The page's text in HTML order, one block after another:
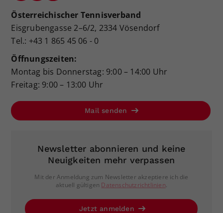
Österreichischer Tennisverband
Eisgrubengasse 2–6/2, 2334 Vösendorf
Tel.: +43 1 865 45 06 - 0
Öffnungszeiten:
Montag bis Donnerstag: 9:00 – 14:00 Uhr
Freitag: 9:00 – 13:00 Uhr
Mail senden
Newsletter abonnieren und keine
Neuigkeiten mehr verpassen
Mit der Anmeldung zum Newsletter akzeptiere ich die
aktuell gültigen Datenschutzrichtlinien.
Jetzt anmelden